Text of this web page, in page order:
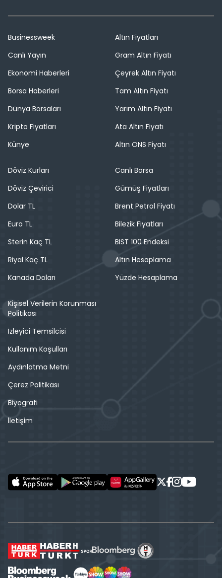
Businessweek
Canlı Yayın
Ekonomi Haberleri
Borsa Haberleri
Dünya Borsaları
Kripto Fiyatları
Künye
Altın Fiyatları
Gram Altın Fiyatı
Çeyrek Altın Fiyatı
Tam Altın Fiyatı
Yarım Altın Fiyatı
Ata Altın Fiyatı
Altın ONS Fiyatı
Döviz Kurları
Döviz Çevirici
Dolar TL
Euro TL
Sterin Kaç TL
Riyal Kaç TL
Kanada Doları
Canlı Borsa
Gümüş Fiyatları
Brent Petrol Fiyatı
Bilezik Fiyatları
BIST 100 Endeksi
Altın Hesaplama
Yüzde Hesaplama
Kişisel Verilerin Korunması
Politikası
İzleyici Temsilcisi
Kullanım Koşulları
Aydınlatma Metni
Çerez Politikası
Biyografi
İletişim